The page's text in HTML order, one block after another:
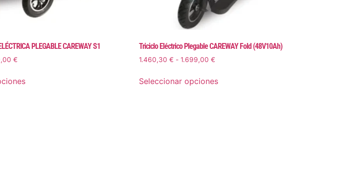
PLEGABLE CAREWAY S1
€
Triciclo Eléctrico Plegable CAREWAY Fold (48V10Ah)
1.460,30 € - 1.699,00 €
Seleccionar opciones